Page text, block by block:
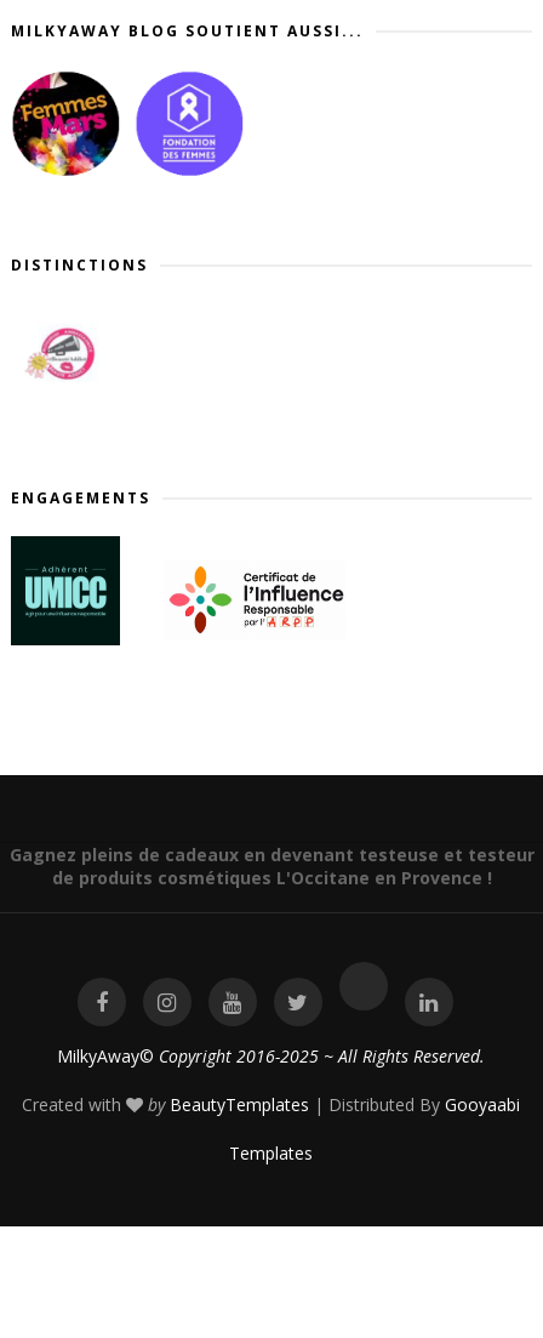
MILKYAWAY BLOG SOUTIENT AUSSI...
DISTINCTIONS
ENGAGEMENTS
Gagnez pleins de cadeaux en devenant testeuse et testeur
de produits cosmétiques L'Occitane en Provence !
MilkyAway© Copyright 2016-2025 ~ All Rights Reserved.
Created with by BeautyTemplates | Distributed ByGooyaabi
Templates